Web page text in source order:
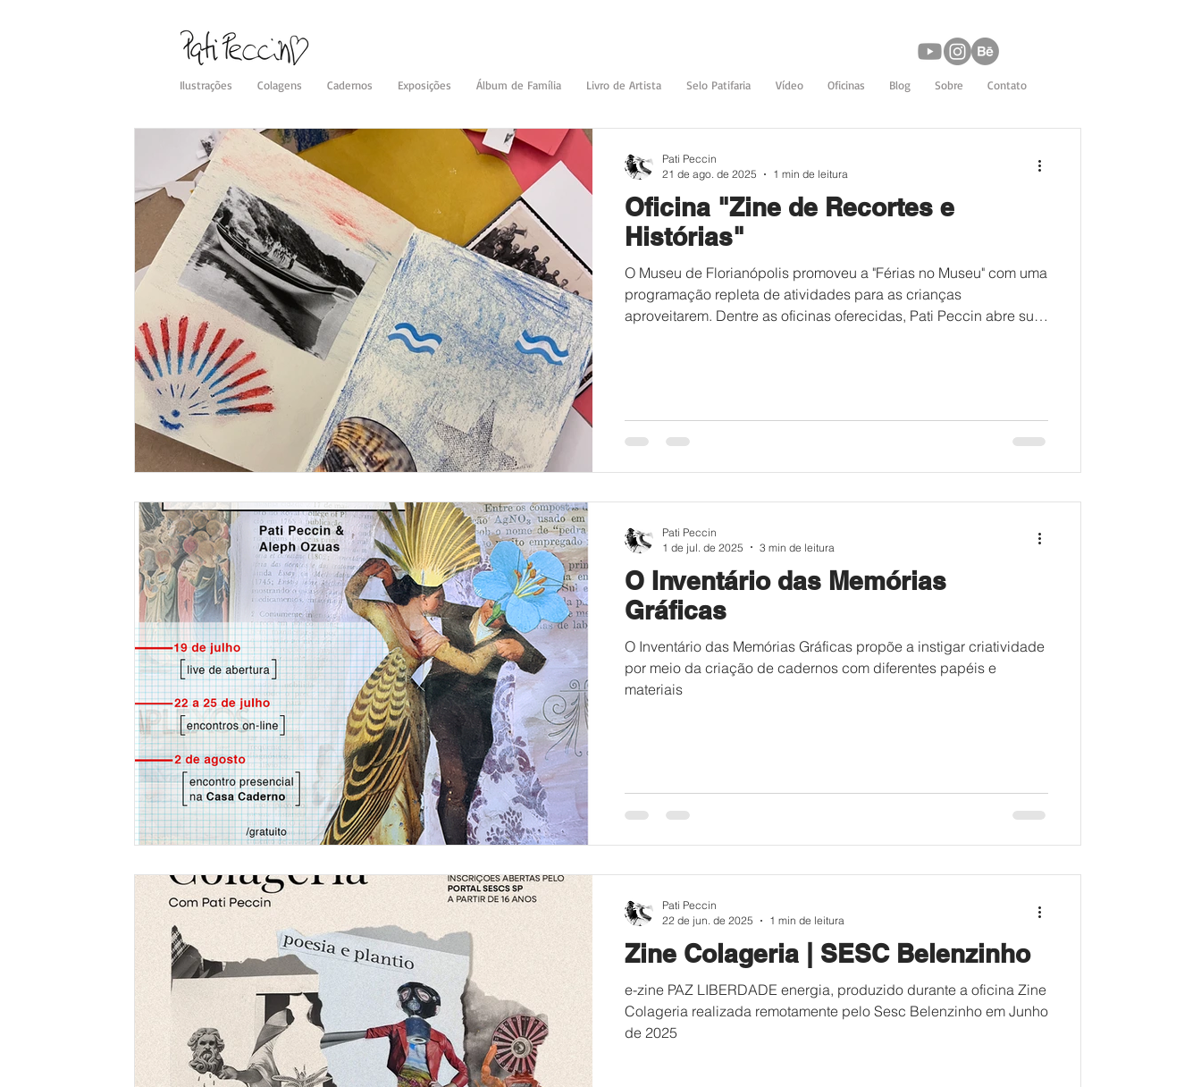
Ilustrações Colagens Cadernos Exposições Álbum de Família Livro de Artista Selo Patifaria Vídeo Oficinas Blog Sobre Contato
Oficina "Zine de Recortes e
Histórias"
O Museu de Florianópolis promoveu a "Férias no Museu" com uma
programação repleta de atividades para as crianças
aproveitarem. Dentre as oficinas oferecidas, Pati Peccin abre sua
Pati Peccin
21 de ago. de 2025
1 min de leitura
O Inventário das Memórias
Gráficas
O Inventário das Memórias Gráficas propõe a instigar criatividade
por meio da criação de cadernos com diferentes papéis e
materiais
Pati Peccin
1 de jul. de 2025
3 min de leitura
Zine Colageria | SESC Belenzinho
e-zine PAZ LIBERDADE energia, produzido durante a oficina Zine
Colageria realizada remotamente pelo Sesc Belenzinho em Junho
de 2025
Pati Peccin
22 de jun. de 2025
1 min de leitura